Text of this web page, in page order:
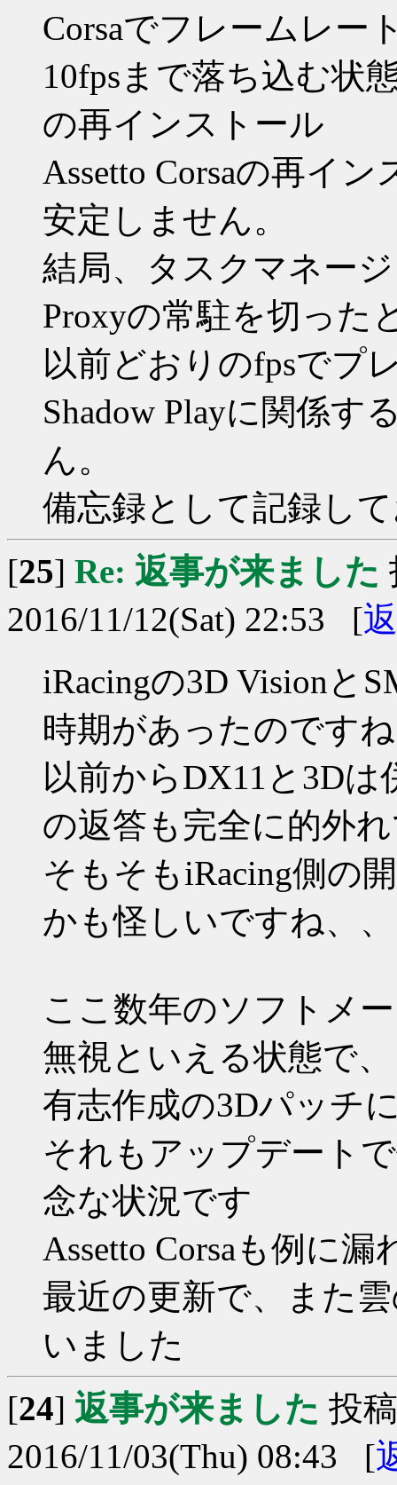
Corsaでフレームレー
10fpsまで落ち込む状
の再インストール
Assetto Corsaの再イ
安定しません。
結局、タスクマネー
Proxyの常駐を切った
以前どおりのfpsでプ
Shadow Playに関係す
ん。
備忘録として記録し
[25] Re: 返事が来ました
2016/11/12(Sat) 22:53 [
iRacingの3D Visionと
時期があったのですね
以前からDX11と3Dは
の返答も完全に的外
そもそもiRacing側の
かも怪しいですね、
ここ数年のソフトメ
無視といえる状態で、
有志作成の3Dパッチ
それもアップデート
念な状況です
Assetto Corsaも例に漏
最近の更新で、また
いました
[24] 返事が来ました 投
2016/11/03(Thu) 08:43 [